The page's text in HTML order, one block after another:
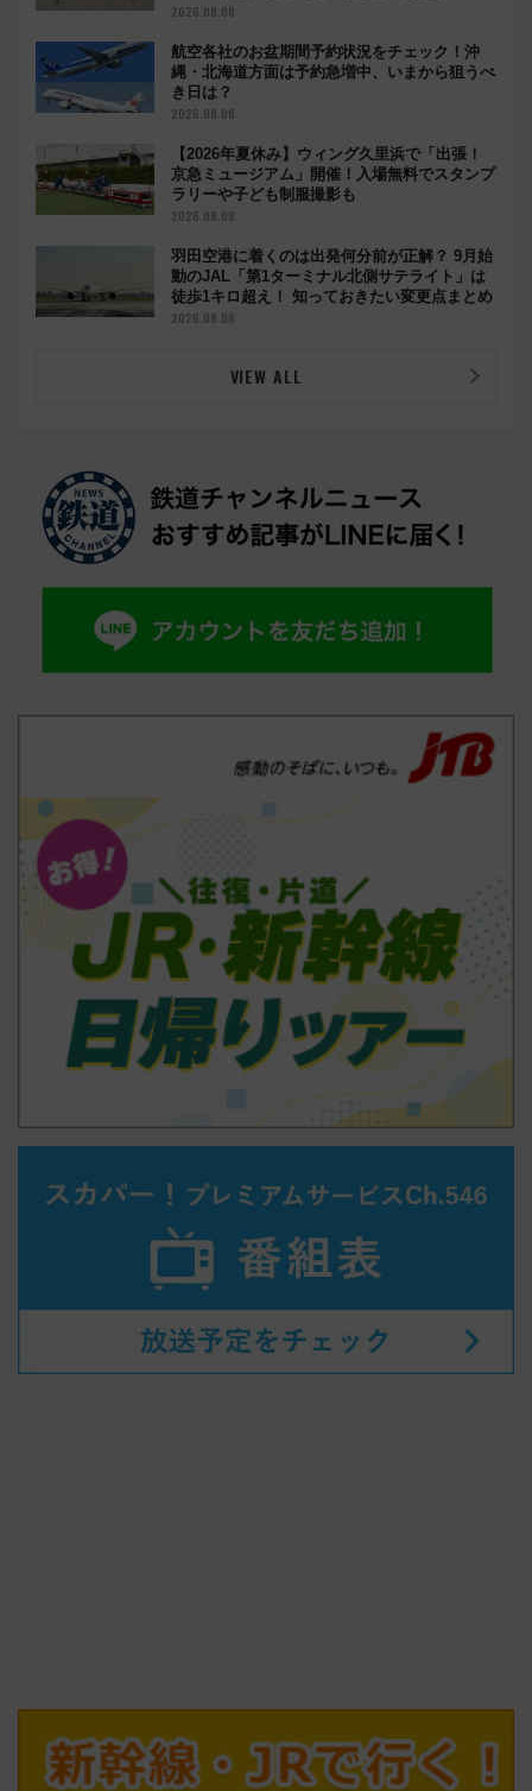
2026.08.08
航空各社のお盆期間予約状況をチェック！沖
縄・北海道方面は予約急増中、いまから狙うべ
き日は？
2026.08.08
【2026年夏休み】ウィング久里浜で「出張！
京急ミュージアム」開催！入場無料でスタンプ
ラリーや子ども制服撮影も
2026.08.08
羽田空港に着くのは出発何分前が正解？ 9月始
動のJAL「第1ターミナル北側サテライト」は
徒歩1キロ超え！ 知っておきたい変更点まとめ
2026.08.08
VIEW ALL